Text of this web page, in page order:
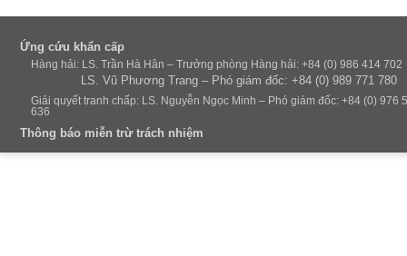
Ứng cứu khẩn cấp
Hàng hải: LS. Trần Hà Hân – Trưởng phòng Hàng hải: +84 (0) 986 414 702
LS. Vũ Phương Trang – Phó giám đốc: +84 (0) 989 771 780
Giải quyết tranh chấp: LS. Nguyễn Ngọc Minh – Phó giám đốc: +84 (0) 976
636
Thông báo miễn trừ trách nhiệm